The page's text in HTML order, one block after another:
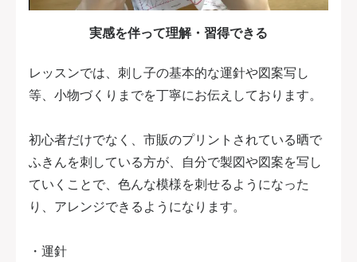
実感を伴って理解・習得できる
レッスンでは、刺し子の基本的な運針や図案写し
等、小物づくりまでを丁寧にお伝えしております。
初心者だけでなく、市販のプリントされている晒で
ふきんを刺している方が、自分で製図や図案を写し
ていくことで、色んな模様を刺せるようになった
り、アレンジできるようになります。
・運針